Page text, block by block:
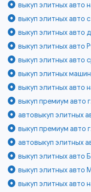
выкуп элитных авто
выкуп элитных авто
выкуп элитных авто
выкуп элитных авто
выкуп элитных авто
выкуп элитных машин
выкуп элитных авто
выкуп премиум авто
автовыкуп элитных
выкуп премиум авто
автовыкуп элитных
выкуп элитных авто
выкуп элитных авто
выкуп элитных авто